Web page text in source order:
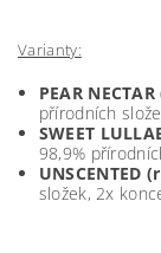
Varianty:
PEAR
přírodních
SWEET
98,9%
UNSCENTED
složek, 2x